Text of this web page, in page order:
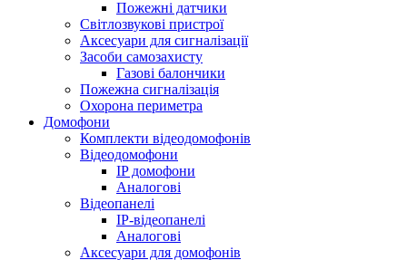
Пожежні датчики
Світлозвукові пристрої
Аксесуари для сигналізації
Засоби самозахисту
Газові балончики
Пожежна сигналізація
Охорона периметра
Домофони
Комплекти відеодомофонів
Відеодомофони
IP домофони
Аналогові
Відеопанелі
IP-відеопанелі
Аналогові
Аксесуари для домофонів